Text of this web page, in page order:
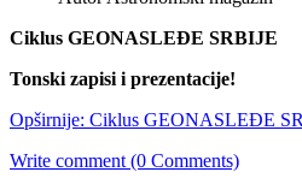
Ciklus GEONASLEĐE SRBIJE
Tonski zapisi i prezentacije!
Opširnije: Ciklus GEONASLEĐE
Write comment (0 Comments)